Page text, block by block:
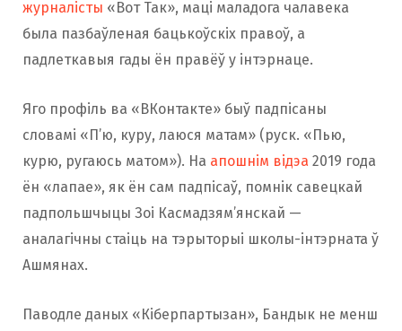
журналісты «Вот Так», маці маладога чалавека
была пазбаўленая бацькоўскіх правоў, а
падлеткавыя гады ён правёў у інтэрнаце.
Яго профіль ва «ВКонтакте» быў падпісаны
словамі «П’ю, куру, лаюся матам» (руск. «Пью,
курю, ругаюсь матом»). На апошнім відэа 2019 года
ён «лапае», як ён сам падпісаў, помнік савецкай
падпольшчыцы Зоі Касмадзям’янскай —
аналагічны стаіць на тэрыторыі школы-інтэрната ў
Ашмянах.
Паводле даных «Кіберпартызан», Бандык не менш